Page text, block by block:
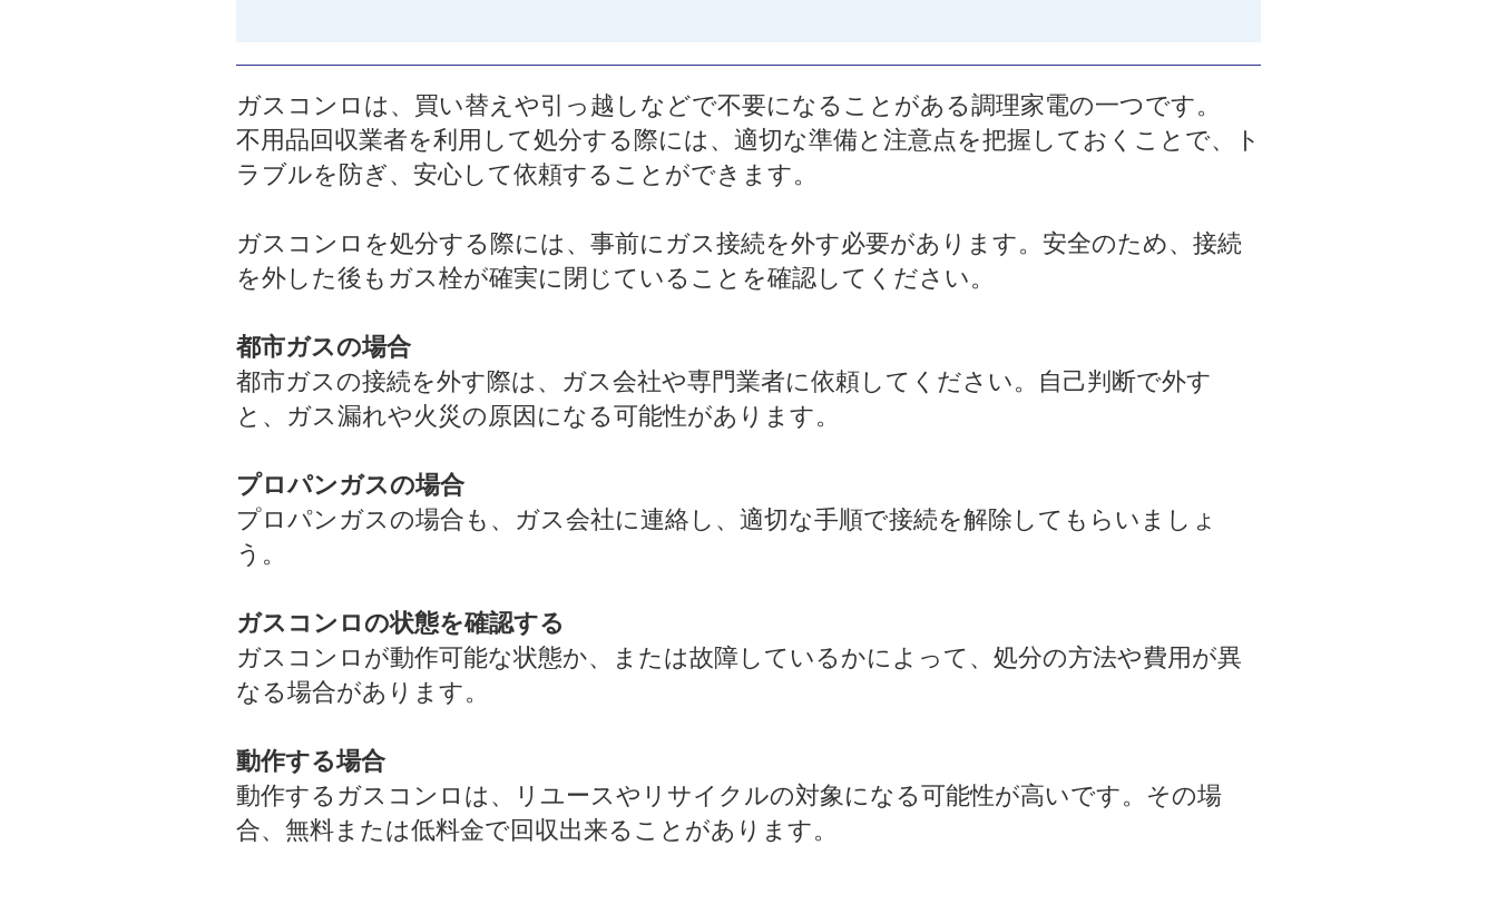
ガスコンロは、買い替えや引っ越しなどで不要になることがある調理家電の一つです。
不用品回収業者を利用して処分する際には、適切な準備と注意点を把握しておくことで、ト
ラブルを防ぎ、安心して依頼することができます。
ガスコンロを処分する際には、事前にガス接続を外す必要があります。安全のため、接続
を外した後もガス栓が確実に閉じていることを確認してください。
都市ガスの場合
都市ガスの接続を外す際は、ガス会社や専門業者に依頼してください。自己判断で外す
と、ガス漏れや火災の原因になる可能性があります。
プロパンガスの場合
プロパンガスの場合も、ガス会社に連絡し、適切な手順で接続を解除してもらいましょ
う。
ガスコンロの状態を確認する
ガスコンロが動作可能な状態か、または故障しているかによって、処分の方法や費用が異
なる場合があります。
動作する場合
動作するガスコンロは、リユースやリサイクルの対象になる可能性が高いです。その場
合、無料または低料金で回収出来ることがあります。